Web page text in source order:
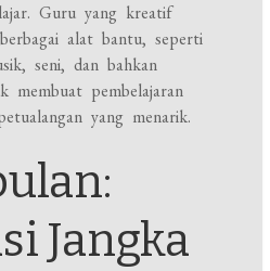
Guru yang kreatif
alat bantu, seperti
seni, dan bahkan
membuat pembelajaran
yang menarik.
Jangka